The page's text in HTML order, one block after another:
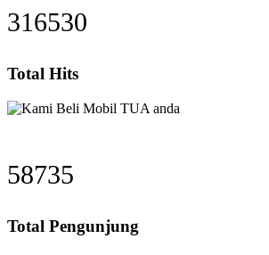
409497
Total Hits
76046
Total Pengunjung